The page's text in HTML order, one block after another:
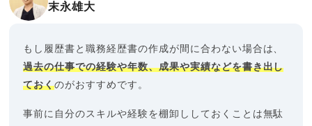
末永雄大
もし履歴書と職務経歴書の作成が間に合わない場合は、
過去の仕事での経験や年数、成果や実績などを書き出し
ておくのがおすすめです。
事前に自分のスキルや経験を棚卸ししておくことは無駄